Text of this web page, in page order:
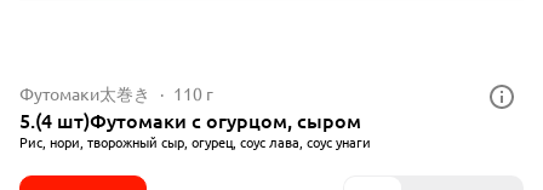
Футомаки太巻き 110 г
5.(4 шт)Футомаки с огурцом, сыром
Рис, нори, творожный сыр, огурец, соус лава, соус унаги